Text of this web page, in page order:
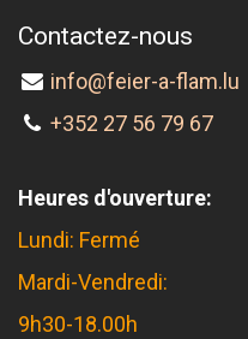
Contactez-nous
info@feier-a-flam.lu
+352 27 56 79 67
Heures d'ouverture:
Lundi: Fermé
Mardi-Vendredi:
9h30-18.00h